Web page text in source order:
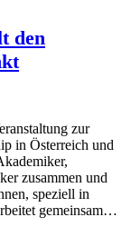
den
zur
in Österreich und
zusammen und
speziell in
gemeinsam…